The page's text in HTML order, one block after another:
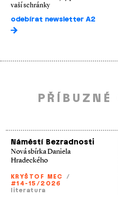
vaší schránky
odebírat newsletter A2
Náměstí Bezradnosti
Nová sbírka Daniela
Hradeckého
KRYŠTOF MEC /
#14-15/2026
literatura